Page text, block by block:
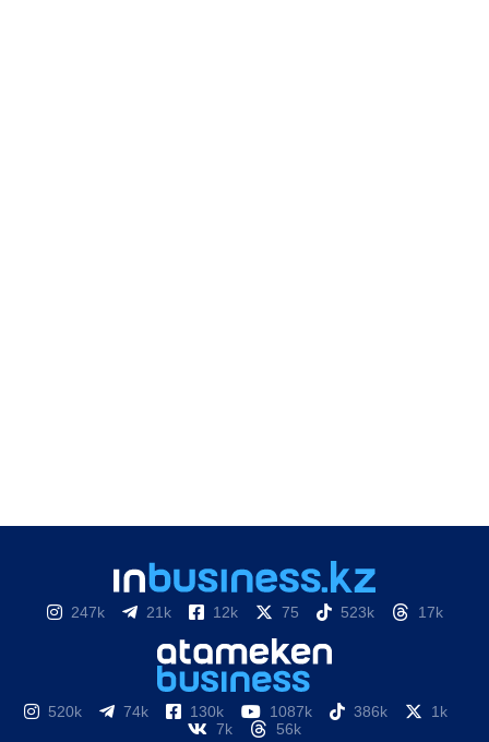
247k 21k 12k 75 523k 17k
520k 74k 130k 1087k 386k
1k
7k
56k